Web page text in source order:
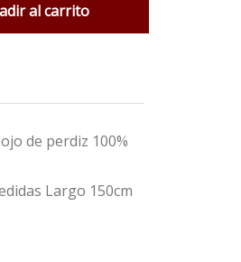
al carrito
de perdiz 100%
Largo 150cm